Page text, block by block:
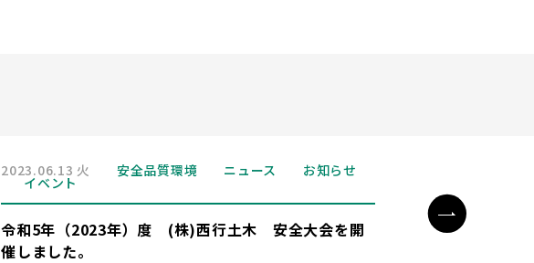
2023.06.13 火 安全品質環境 ニュース お知らせ
イベント
令和5年（2023年）度 (株)西行土木 安全大会を開
催しました。